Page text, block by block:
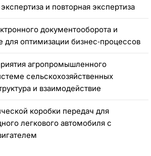
и повторная экспертиза
документооборота и
оптимизации бизнес‑процессов
агропромышленного
сельскохозяйственных
и взаимодействие
коробки передач для
легкового автомобиля с